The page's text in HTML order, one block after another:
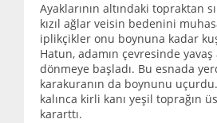
Ayaklarının altındaki topraktan
kızıl ağlar veisin bedenini
iplikçikler onu boynuna kadar
Hatun, adamın çevresinde yavaş
dönmeye başladı. Bu esnada
karakuranın da boynunu
kalınca kirli kanı yeşil toprağın
kararttı.